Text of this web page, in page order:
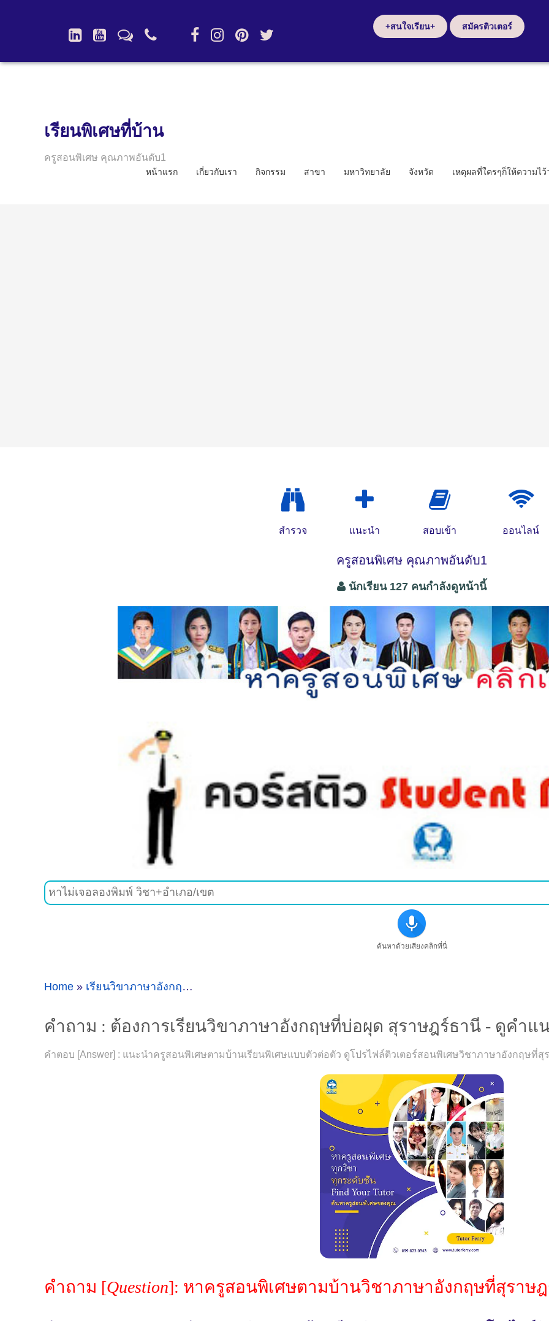
+สนใจเรียน+ สมัครติวเตอร์
เรียนพิเศษที่บ้าน
ครูสอนพิเศษ คุณภาพอันดับ1
หน้าแรก เกี่ยวกับเรา กิจกรรม สาขา มหาวิทยาลัย จังหวัด เหตุผลที่ใครๆก็ให้ความไว้
สำรวจ แนะนำ สอบเข้า ออนไลน์
ครูสอนพิเศษ คุณภาพอันดับ1
นักเรียน 127 คนกำลังดูหน้านี้
ค้นหาด้วยเสียงคลิกที่นี่
Home » เรียนวิขาภาษาอังกฤษ »
คำถาม : ต้องการเรียนวิขาภาษาอังกฤษที่บ่อผุด สุราษฎร์ธานี - ดูคำ
คำตอบ [Answer] : แนะนำครูสอนพิเศษตามบ้านเรียนพิเศษแบบตัวต่อตัว ดูโปรไฟล์ติวเตอร์สอนพิเศษวิชาภาษาอังกฤษที่
คำถาม [Question]: หาครูสอนพิเศษตามบ้านวิชาภาษาอังกฤษที่สุราษ